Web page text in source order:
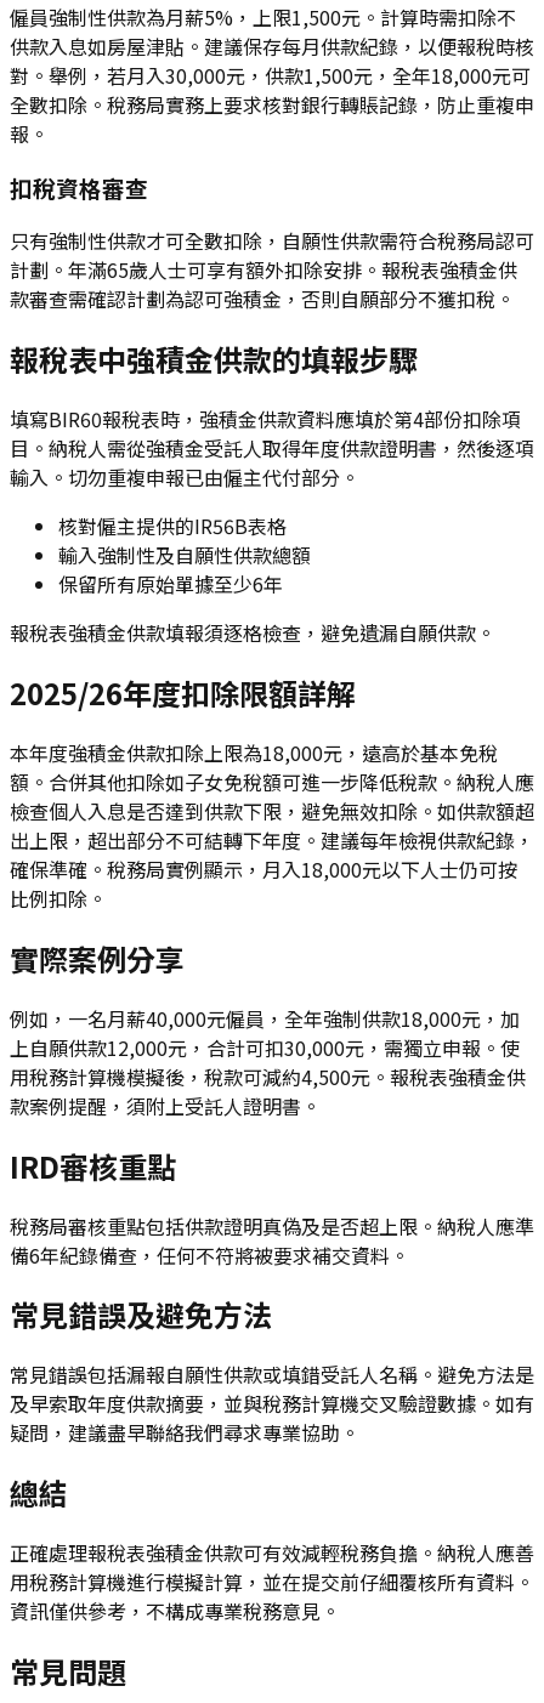
僱員強制性供款為月薪5%，上限1,500元。計算時需扣除不
供款入息如房屋津貼。建議保存每月供款紀錄，以便報稅時核
對。舉例，若月入30,000元，供款1,500元，全年18,000元可
全數扣除。稅務局實務上要求核對銀行轉賬記錄，防止重複申
報。
扣稅資格審查
只有強制性供款才可全數扣除，自願性供款需符合稅務局認可
計劃。年滿65歲人士可享有額外扣除安排。報稅表強積金供
款審查需確認計劃為認可強積金，否則自願部分不獲扣稅。
報稅表中強積金供款的填報步驟
填寫BIR60報稅表時，強積金供款資料應填於第4部份扣除項
目。納稅人需從強積金受託人取得年度供款證明書，然後逐項
輸入。切勿重複申報已由僱主代付部分。
核對僱主提供的IR56B表格
輸入強制性及自願性供款總額
保留所有原始單據至少6年
報稅表強積金供款填報須逐格檢查，避免遺漏自願供款。
2025/26年度扣除限額詳解
本年度強積金供款扣除上限為18,000元，遠高於基本免稅
額。合併其他扣除如子女免稅額可進一步降低稅款。納稅人應
檢查個人入息是否達到供款下限，避免無效扣除。如供款額超
出上限，超出部分不可結轉下年度。建議每年檢視供款紀錄，
確保準確。稅務局實例顯示，月入18,000元以下人士仍可按
比例扣除。
實際案例分享
例如，一名月薪40,000元僱員，全年強制供款18,000元，加
上自願供款12,000元，合計可扣30,000元，需獨立申報。使
用稅務計算機模擬後，稅款可減約4,500元。報稅表強積金供
款案例提醒，須附上受託人證明書。
IRD審核重點
稅務局審核重點包括供款證明真偽及是否超上限。納稅人應準
備6年紀錄備查，任何不符將被要求補交資料。
常見錯誤及避免方法
常見錯誤包括漏報自願性供款或填錯受託人名稱。避免方法是
及早索取年度供款摘要，並與稅務計算機交叉驗證數據。如有
疑問，建議盡早聯絡我們尋求專業協助。
總結
正確處理報稅表強積金供款可有效減輕稅務負擔。納稅人應善
用稅務計算機進行模擬計算，並在提交前仔細覆核所有資料。
資訊僅供參考，不構成專業稅務意見。
常見問題